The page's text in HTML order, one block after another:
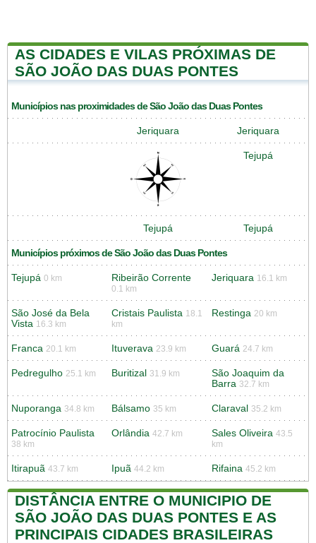
AS CIDADES E VILAS PRÓXIMAS DE
SÃO JOÃO DAS DUAS PONTES
Municípios nas proximidades de São João das Duas Pontes
Jeriquara Jeriquara
Tejupá
Tejupá Tejupá
Municípios próximos de São João das Duas Pontes
Tejupá 0 km Ribeirão Corrente
0.1 km
Jeriquara 16.1 km
São José da Bela
Vista 16.3 km
Cristais Paulista 18.1
km
Restinga 20 km
Franca 20.1 km Ituverava 23.9 km Guará 24.7 km
Pedregulho 25.1 km Buritizal 31.9 km
São Joaquim da
Barra 32.7 km
Nuporanga 34.8 km Bálsamo 35 km Claraval 35.2 km
Patrocínio Paulista
38 km
Orlândia 42.7 km Sales Oliveira 43.5
km
Itirapuã 43.7 km Ipuã 44.2 km Rifaina 45.2 km
DISTÂNCIA ENTRE O MUNICIPIO DE
SÃO JOÃO DAS DUAS PONTES E AS
PRINCIPAIS CIDADES BRASILEIRAS